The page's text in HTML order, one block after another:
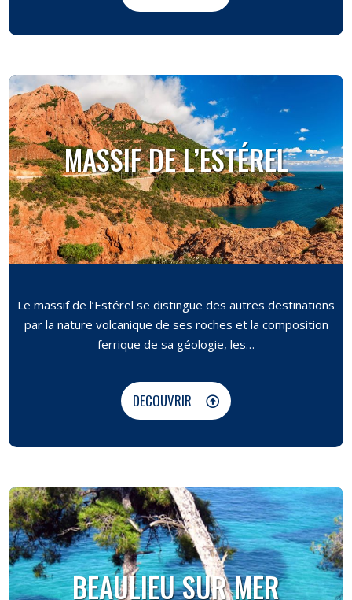
MASSIF DE L’ESTÉREL
Le massif de l’Estérel se distingue des autres destinations
par la nature volcanique de ses roches et la composition
ferrique de sa géologie, les…
DECOUVRIR
BEAULIEU SUR MER